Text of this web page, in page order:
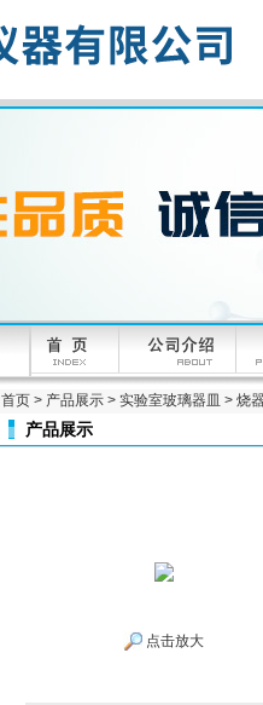
首页 > 产品展示 > 实验室玻璃器皿 > 烧
产品展示
点击放大